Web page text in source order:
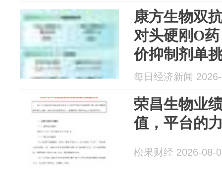
康方生物双
对头硬刚O
价抑制剂单
新药
每日经济新闻
荣昌生物业
值，平台的
松果财经 2026-08-